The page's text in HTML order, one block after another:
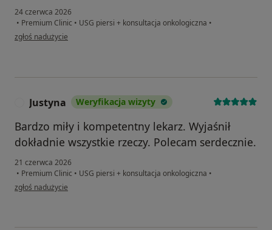
24 czerwca 2026
• Premium Clinic • USG piersi + konsultacja onkologiczna •
w opinii użytkownika Michalina
zgłoś nadużycie
Justyna Weryfikacja wizyty
Bardzo miły i kompetentny lekarz. Wyjaśnił
dokładnie wszystkie rzeczy. Polecam serdecznie.
21 czerwca 2026
• Premium Clinic • USG piersi + konsultacja onkologiczna •
w opinii użytkownika Justyna
zgłoś nadużycie